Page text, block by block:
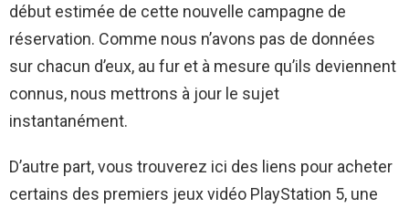
début estimée de cette nouvelle campagne de
réservation. Comme nous n’avons pas de données
sur chacun d’eux, au fur et à mesure qu’ils deviennent
connus, nous mettrons à jour le sujet
instantanément.
D’autre part, vous trouverez ici des liens pour acheter
certains des premiers jeux vidéo PlayStation 5, une